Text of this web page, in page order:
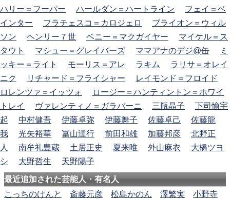
ハリー＝フーパー
ハールダン＝ハートライン
フェイ＝ベ
インター
フラチェスコ＝カロジェロ
ブライオン＝ウィル
ソン
ヘンリー７世 ベニー＝マクガイヤー
マイケル＝ス
タウト
マシュー＝グレイバーズ ママアナのデジ@缶
ミ
ッキー＝ライト
モーリス＝アレ ラキム
ラリサ＝オレイ
ニク
リチャード＝フライシャー
レイモンド＝フロイド
ロレンツァ＝イッツォ
ロージー＝ハンティントン＝ホワイ
トレイ
ヴァレンティノ＝ガラバーニ 三瓶晶子
下司愉宇
起
中村健吾 伊藤卓弥 伊藤舞子 佐藤卓己
佐藤龍
我
光矢裕華 冨山達行 前田和雄 加藤邦彦
北野正
人
南牟礼豊蔵 土居正史 夏来唯 外山麻衣
大橋ツヨ
シ
大野哲生 天野陽子
最近追加された芸能人・有名人
こっちのけんと
斎藤元彦 松島かのん 澤繁実
小野寺